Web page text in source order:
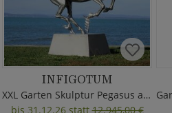
INFIGOTUM
XXL Garten Skulptur Pegasus aus Metall
bis 31.12.26 statt12.945,00 €